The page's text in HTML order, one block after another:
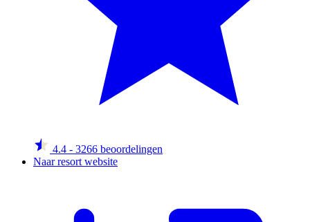
4.4 - 3266 beoordelingen
Naar resort website